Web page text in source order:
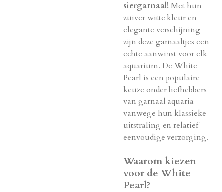
siergarnaal! Met hun
zuiver witte kleur en
elegante verschijning
zijn deze garnaaltjes een
echte aanwinst voor elk
aquarium. De White
Pearl is een populaire
keuze onder liefhebbers
van garnaal aquaria
vanwege hun klassieke
uitstraling en relatief
eenvoudige verzorging.
Waarom kiezen
voor de White
Pearl?